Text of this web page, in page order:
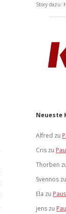
Story dazu:
Neueste
Alfred zu
Cris zu
Thorben
Svennos zu
Ela zu
jens zu